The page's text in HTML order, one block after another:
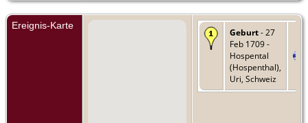
Ereignis-Karte
Geburt- 27
Feb 1709 -
Hospental
(Hospenthal),
Uri, Schweiz